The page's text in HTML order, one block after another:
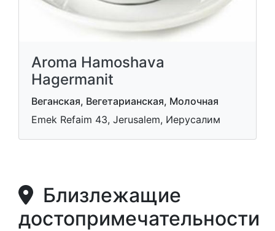
Aroma Hamoshava
Hagermanit
Веганская, Вегетарианская, Молочная
Emek Refaim 43, Jerusalem, Иерусалим
Близлежащие
достопримечательности